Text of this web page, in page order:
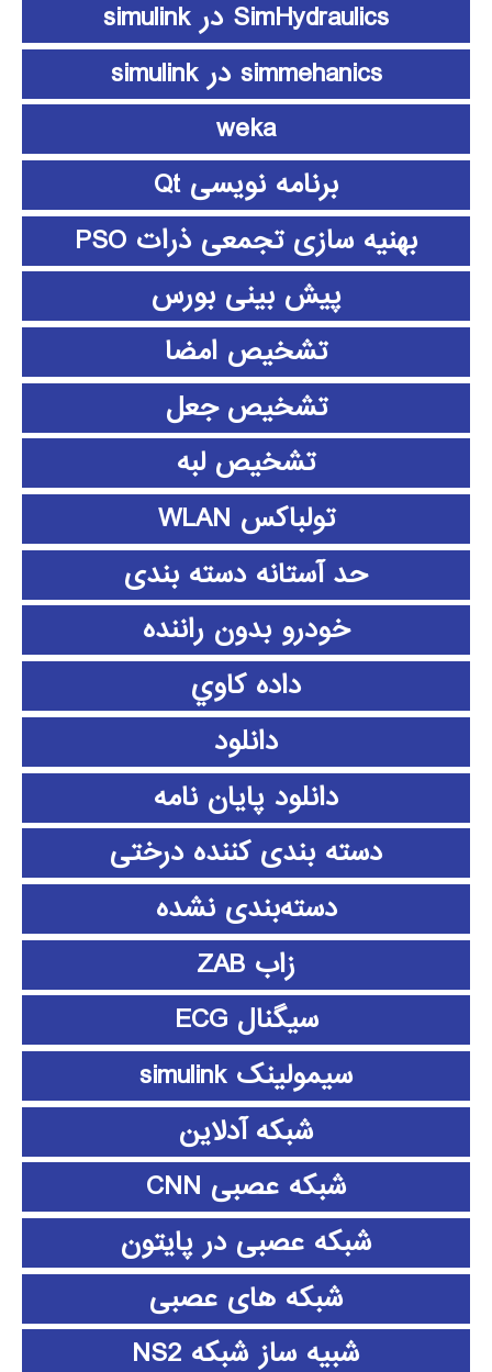
SimHydraulics در simulink
simmehanics در simulink
weka
برنامه نویسی Qt
بهنیه سازی تجمعی ذرات PSO
پیش بینی بورس
تشخیص امضا
تشخیص جعل
تشخیص لبه
تولباکس WLAN
حد آستانه دسته بندی
خودرو بدون راننده
داده كاوي
دانلود
دانلود پايان نامه
دسته بندی کننده درختی
دسته‌بندی نشده
زاب ZAB
سیگنال ECG
سیمولینک simulink
شبکه آدلاین
شبکه عصبی CNN
شبکه عصبی در پایتون
شبکه های عصبی
شبیه ساز شبکه NS2